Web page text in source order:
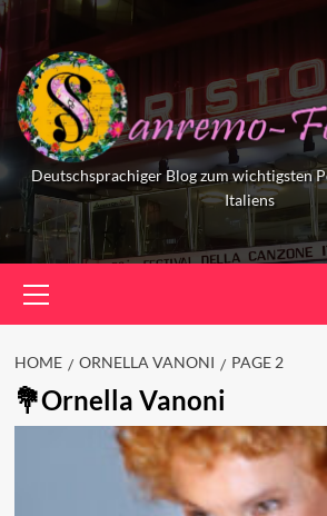
Skip
to
content
Deutschsprachiger Blog zum wichtigsten
Italiens
Menu
HOME ORNELLA VANONI PAGE 2
Ornella Vanoni